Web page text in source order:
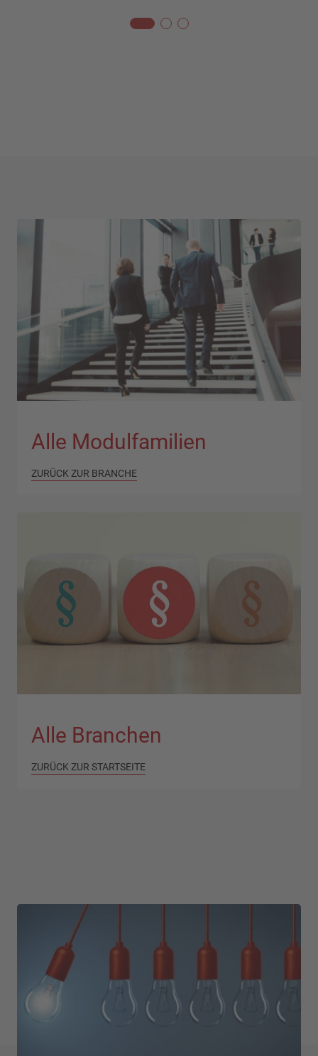
Alle Modulfamilien
ZURÜCK ZUR BRANCHE
Alle Branchen
ZURÜCK ZUR STARTSEITE